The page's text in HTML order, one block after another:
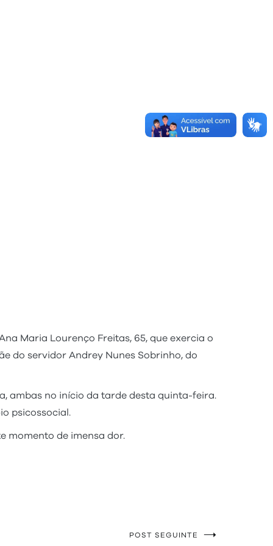
Maria Lourenço Freitas, 65, que exercia o
do servidor Andrey Nunes Sobrinho, do
ambas no início da tarde desta quinta-feira.
psicossocial.
momento de imensa dor.
POST SEGUINTE